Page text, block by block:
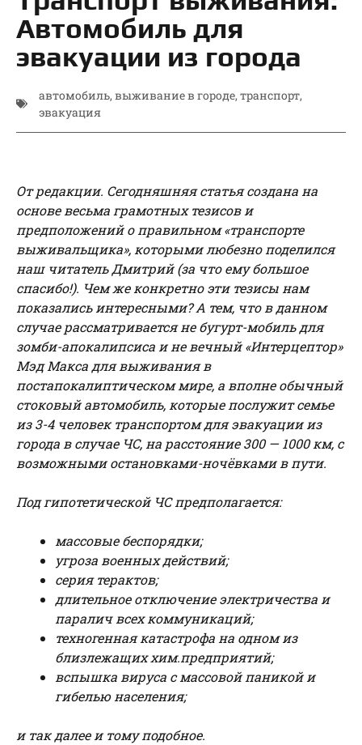
Автомобиль для
эвакуации из города
автомобиль, выживание в городе, транспорт,
эвакуация
От редакции. Сегодняшняя статья создана на
основе весьма грамотных тезисов и
предположений о правильном «транспорте
выживальщика», которыми любезно поделился
наш читатель Дмитрий (за что ему большое
спасибо!). Чем же конкретно эти тезисы нам
показались интересными? А тем, что в данном
случае рассматривается не бугурт-мобиль для
зомби-апокалипсиса и не вечный «Интерцептор»
Мэд Макса для выживания в
постапокалиптическом мире, а вполне обычный
стоковый автомобиль, которые послужит семье
из 3-4 человек транспортом для эвакуации из
города в случае ЧС, на расстояние 300 — 1000 км, с
возможными остановками-ночёвками в пути.
Под гипотетической ЧС предполагается:
массовые беспорядки;
угроза военных действий;
серия терактов;
длительное отключение электричества и
паралич всех коммуникаций;
техногенная катастрофа на одном из
близлежащих хим.предприятий;
вспышка вируса с массовой паникой и
гибелью населения;
и так далее и тому подобное.